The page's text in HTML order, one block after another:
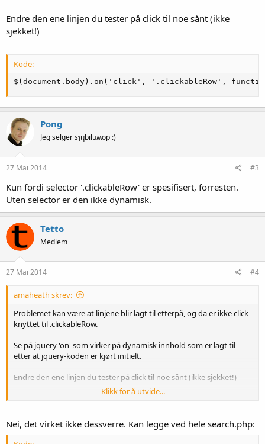
Endre den ene linjen du tester på click til noe sånt (ikke
sjekket!)
Kode:
$(document.body).on('click', '.clickableRow',
Pong
Jeg selger sʇɥƃıluʍop :)
27 Mai 2014 #3
Kun fordi selector '.clickableRow' er spesifisert, forresten.
Uten selector er den ikke dynamisk.
Tetto
Medlem
27 Mai 2014 #4
amaheath skrev:
Problemet kan være at linjene blir lagt til etterpå, og da er ikke click
knyttet til .clickableRow.
Se på jquery 'on' som virker på dynamisk innhold som er lagt til
etter at jquery-koden er kjørt initielt.
Endre den ene linjen du tester på click til noe sånt (ikke sjekket!)
$(document.body).on('click', '.clickableRow',
Klikk for å utvide...
Nei, det virket ikke dessverre. Kan legge ved hele search.php: